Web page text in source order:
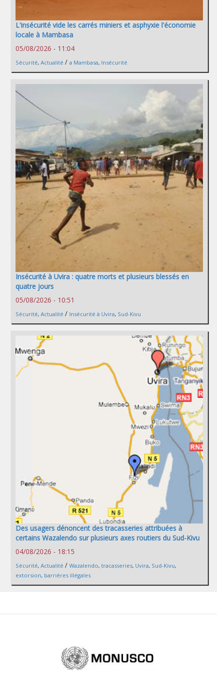
L'insécurité vide les carrés miniers et asphyxie l'économie
locale à Mambasa
05/08/2026 - 11:04
Sécurité, Actualité / a Mambasa, Insécurité
Insécurité à Uvira : quatre morts et plusieurs blessés en
quatre jours
05/08/2026 - 10:51
Sécurité, Actualité / Insécurité à Uvira, Sud-Kivu
Des usagers dénoncent des tracasseries attribuées à
certains Wazalendo sur plusieurs axes routiers du Sud-Kivu
04/08/2026 - 18:15
Sécurité, Actualité / Wazalendo, tracasseries, Uvira, Sud-Kivu,
extorsion, barrières illégales